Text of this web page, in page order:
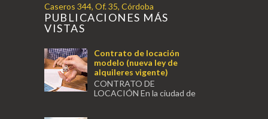
Caseros 344, Of. 35, Córdoba
PUBLICACIONES MÁS
VISTAS
Contrato de locación
modelo (nueva ley de
alquileres vigente)
CONTRATO DE
LOCACIÓN En la ciudad de